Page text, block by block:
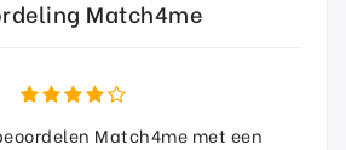
Match4me
Match4me met een